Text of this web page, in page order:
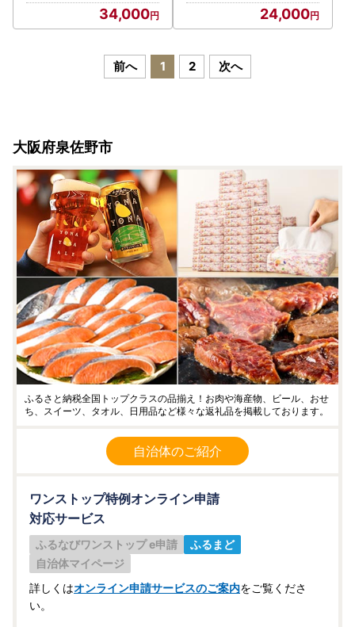
34,000 24,000
前へ 1 2 次へ
大阪府泉佐野市
ふるさと納税全国トップクラスの品揃え！お肉や海産物、ビール、おせ
ち、スイーツ、タオル、日用品など様々な返礼品を掲載しております。
自治体のご紹介
ワンストップ特例オンライン申請
対応サービス
ふるなびワンストップ e申請
ふるまど
自治体マイページ
詳しくはオンライン申請サービスのご案内をご覧くださ
い。